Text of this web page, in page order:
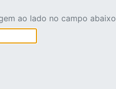
ao lado no campo abaixo